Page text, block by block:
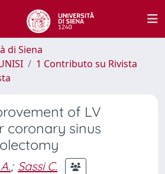
di Siena
1 Contributo su Rivista
of LV
coronary sinus
; Sassi C.